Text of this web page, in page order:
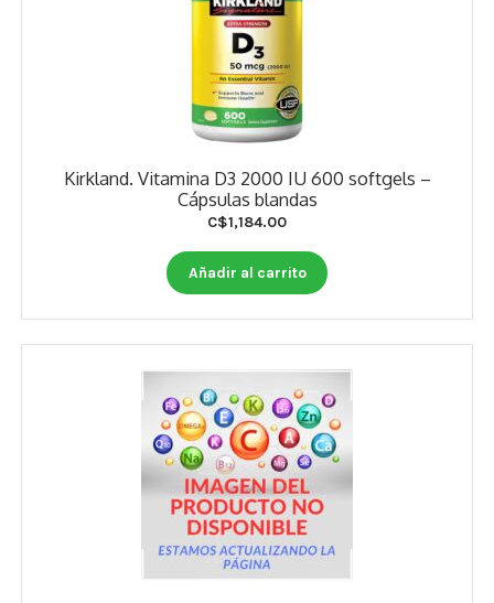
Kirkland. Vitamina D3 2000 IU 600 softgels –
Cápsulas blandas
C$1,184.00
Añadir al carrito